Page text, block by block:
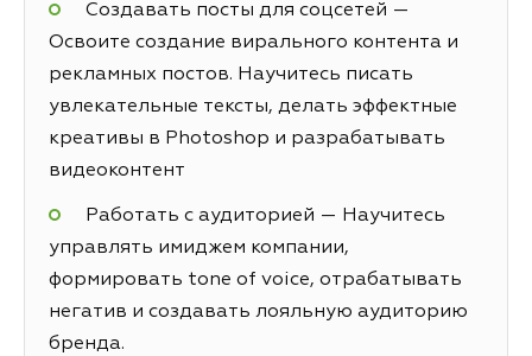
Создавать посты для соцсетей —
Освоите создание вирального контента и
рекламных постов. Научитесь писать
увлекательные тексты, делать эффектные
креативы в Photoshop и разрабатывать
видеоконтент
Работать с аудиторией — Научитесь
управлять имиджем компании,
формировать tone of voice, отрабатывать
негатив и создавать лояльную аудиторию
бренда.